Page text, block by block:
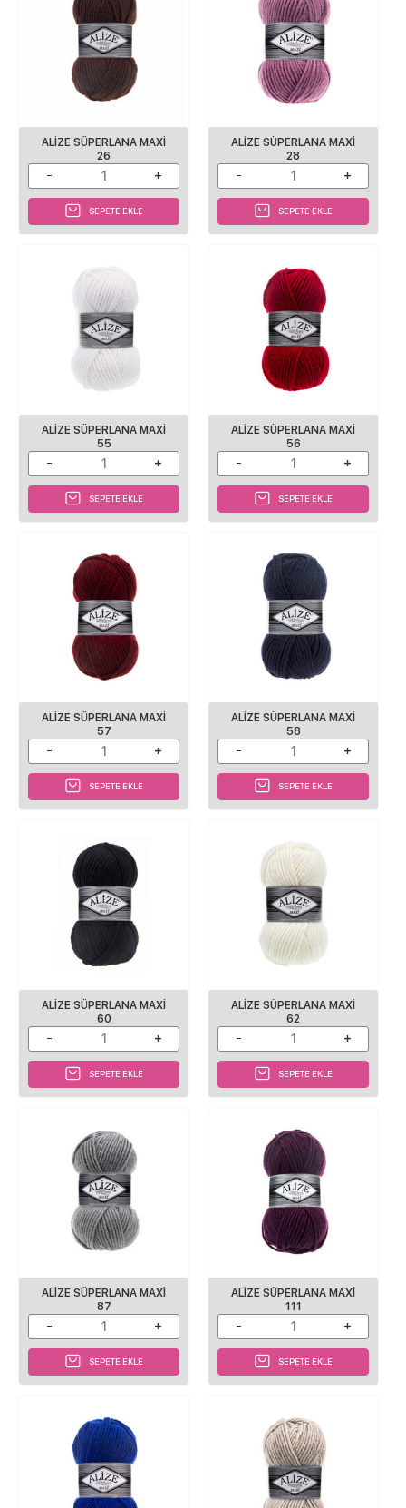
ALİZE SÜPERLANA MAXİ
26
SEPETE EKLE
ALİZE SÜPERLANA MAXİ
28
SEPETE EKLE
ALİZE SÜPERLANA MAXİ
55
SEPETE EKLE
ALİZE SÜPERLANA MAXİ
56
SEPETE EKLE
ALİZE SÜPERLANA MAXİ
57
SEPETE EKLE
ALİZE SÜPERLANA MAXİ
58
SEPETE EKLE
ALİZE SÜPERLANA MAXİ
60
SEPETE EKLE
ALİZE SÜPERLANA MAXİ
62
SEPETE EKLE
ALİZE SÜPERLANA MAXİ
87
SEPETE EKLE
ALİZE SÜPERLANA MAXİ
111
SEPETE EKLE